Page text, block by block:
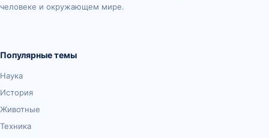
человеке и окружающем мире.
Популярные темы
Наука
История
Животные
Техника